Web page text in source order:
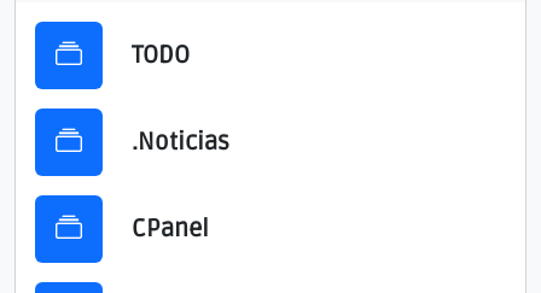
TODO
.Noticias
CPanel